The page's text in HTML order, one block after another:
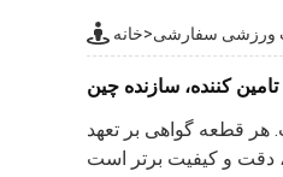
خانه>ورزشی سفارشی
کننده، سازنده چین
قطعه گواهی بر تعهد